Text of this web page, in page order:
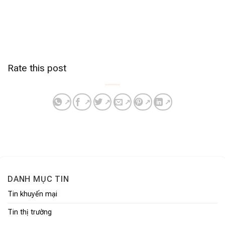
Rate this post
DANH MỤC TIN
Tin khuyến mại
Tin thị trường